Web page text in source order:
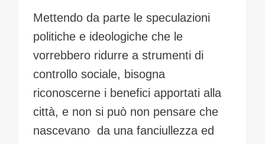
Mettendo da parte le speculazioni
politiche e ideologiche che le
vorrebbero ridurre a strumenti di
controllo sociale, bisogna
riconoscerne i benefici apportati alla
città, e non si può non pensare che
nascevano da una fanciullezza ed